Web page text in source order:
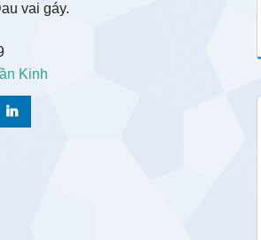
vai gáy.
Kinh